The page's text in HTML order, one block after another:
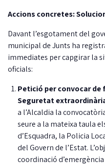
Accions concretes:
Davant l’esgotament del
municipal de Junts ha
immediates per capgirar la
oficials:
Petició per convocar
Seguretat
a l’Alcaldia la
seure a la mateixa taula
d’Esquadra, la Policia
del Govern de l’Estat.
coordinació